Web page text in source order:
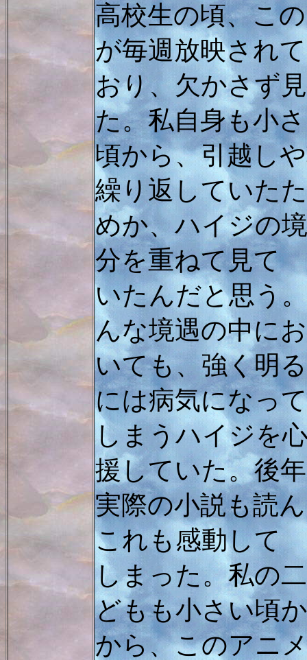
高校生の頃、こ
が毎週放映されて
おり、欠かさず
た。私自身も小
頃から、引越し
繰り返していたた
めか、ハイジの
分を重ねて見て
いたんだと思う
んな境遇の中にお
いても、強く明
には病気になって
しまうハイジを
援していた。後
実際の小説も読
これも感動して
しまった。私の
どもも小さい頃か
から、このアニ